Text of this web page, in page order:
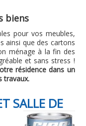
biens
pour vos meubles,
ainsi que des cartons
ménage à la fin des
et sans stress !
résidence dans un
travaux.
SALLE DE